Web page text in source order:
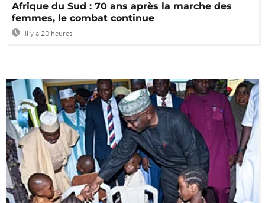
Afrique du Sud : 70 ans après la marche des
femmes, le combat continue
Il y a 20 heures